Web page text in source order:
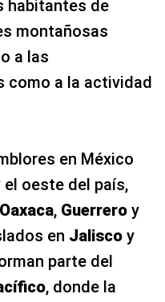
habitantes de
montañosas
a las
como a la actividad
en México
oeste del país,
Oaxaca, Guerrero y
en Jalisco y
parte del
, donde la